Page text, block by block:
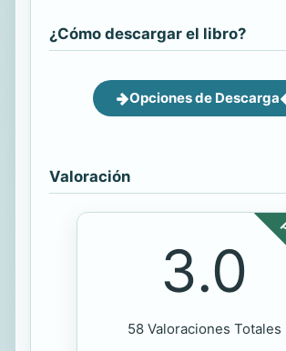
¿Cómo descargar el libro?
Opciones de Descarga
Valoración
3.0
58 Valoraciones Totales